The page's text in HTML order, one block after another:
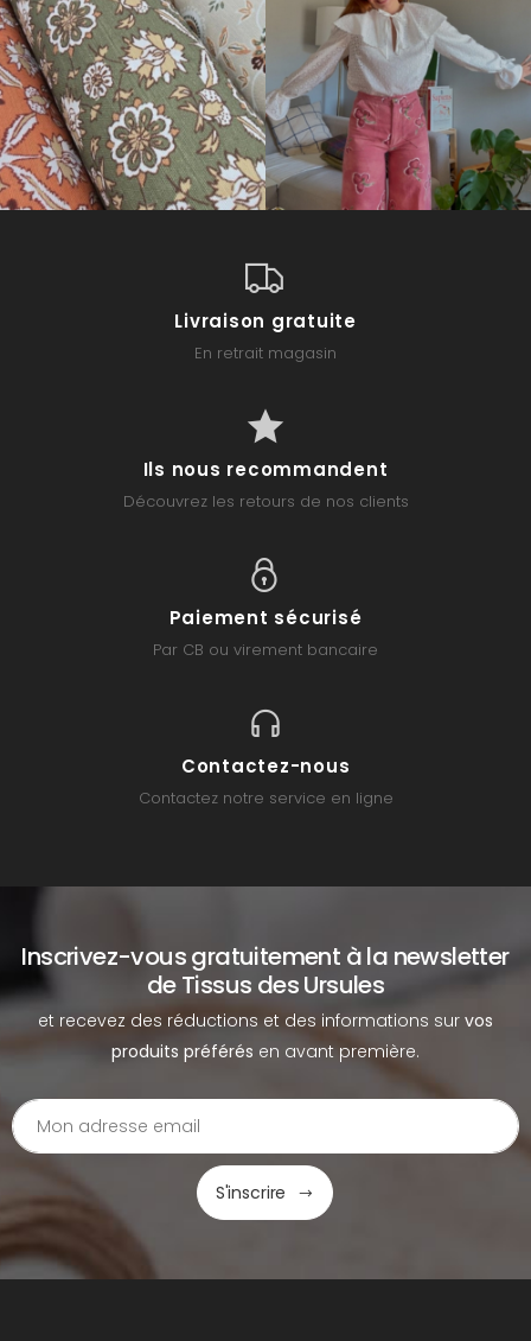
Livraison gratuite
En retrait magasin
Ils nous recommandent
Découvrez les retours de nos clients
Paiement sécurisé
Par CB ou virement bancaire
Contactez-nous
Contactez notre service en ligne
Inscrivez-vous gratuitement à la newsletter
de Tissus des Ursules
et recevez des réductions et des informations sur vos
produits préférés en avant première.
S'inscrire